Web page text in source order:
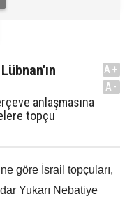
anlaşmasına
topçu
A+
A-
göre İsrail topçuları,
Yukarı Nebatiye